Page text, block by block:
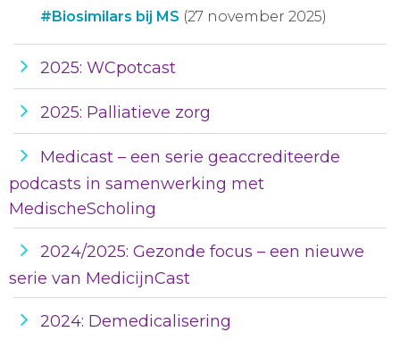
#Biosimilars bij MS (27 november 2025)
2025: WCpotcast
2025: Palliatieve zorg
Medicast – een serie geaccrediteerde
podcasts in samenwerking met
MedischeScholing
2024/2025: Gezonde focus – een nieuwe
serie van MedicijnCast
2024: Demedicalisering